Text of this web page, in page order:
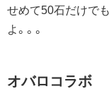
せめて50石だけで
よ。。。
オバロコラボ